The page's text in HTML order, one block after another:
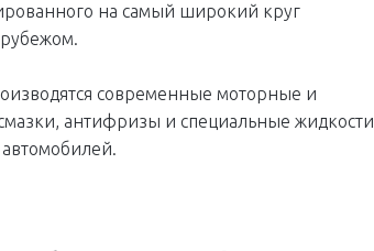
на самый широкий круг
современные моторные и
антифризы и специальные жидкости